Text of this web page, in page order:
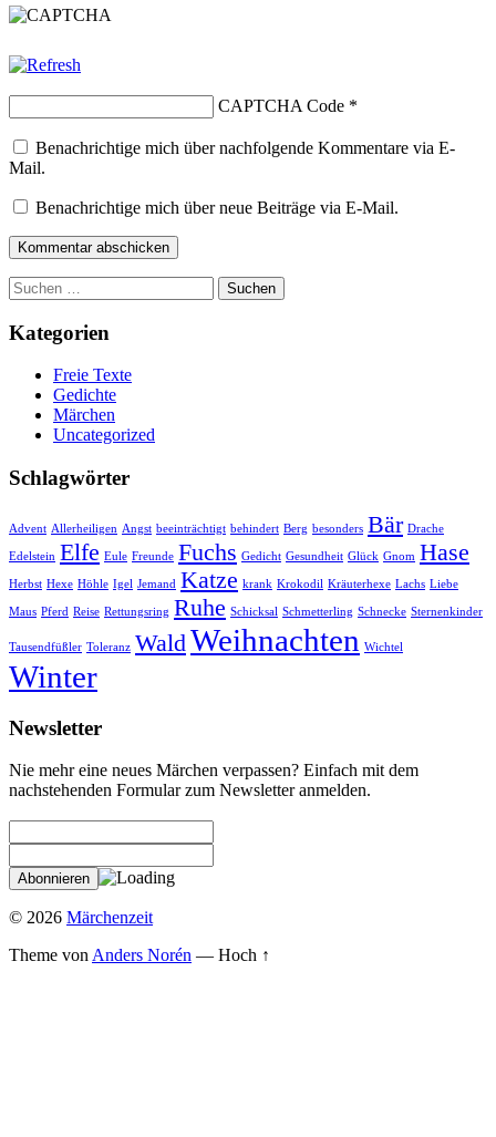
CAPTCHA Code *
Benachrichtige mich über nachfolgende Kommentare via E-
Mail.
Benachrichtige mich über neue Beiträge via E-Mail.
Suchen
nach:
Kategorien
Freie Texte
Gedichte
Märchen
Uncategorized
Schlagwörter
Advent Allerheiligen Angst beeinträchtigt behindert Berg besonders Bär Drache
Edelstein Elfe Eule Freunde Fuchs Gedicht Gesundheit Glück Gnom Hase
Herbst Hexe Höhle Igel Jemand Katze krank Krokodil Kräuterhexe Lachs Liebe
Maus Pferd Reise Rettungsring Ruhe Schicksal Schmetterling Schnecke Sternenkinder
Tausendfüßler Toleranz WaldWeihnachten Wichtel
Winter
Newsletter
Nie mehr eine neues Märchen verpassen? Einfach mit dem
nachstehenden Formular zum Newsletter anmelden.
© 2026 Märchenzeit
Theme von Anders Norén — Hoch ↑